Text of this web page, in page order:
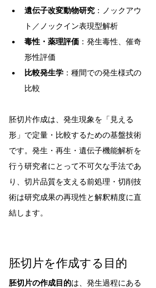
遺伝子改変動物研究 ：ノックアウ
ト／ノックイン表現型解析
毒性・薬理評価 ：発生毒性、催奇
形性評価
比較発生学 ：種間での発生様式の
比較
胚切片作成は、発生現象を「見える
形」で定量・比較するための基盤技術
です。発生・再生・遺伝子機能解析を
行う研究者にとって不可欠な手法であ
り、切片品質を支える前処理・切削技
術は研究成果の再現性と解釈精度に直
結します。
胚切片を作成する目的
胚切片の作成目的は、発生過程にある